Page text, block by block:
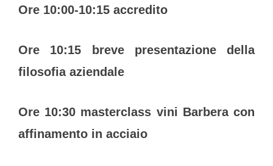
Ore 10:00-10:15 accredito
Ore 10:15 breve presentazione della
filosofia aziendale
Ore 10:30 masterclass vini Barbera con
affinamento in acciaio